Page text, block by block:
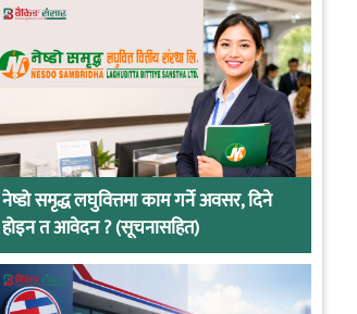
नेष्डो समृद्ध लघुवित्तमा काम गर्ने अवसर, दिने
होइन त आवेदन ? (सूचनासहित)